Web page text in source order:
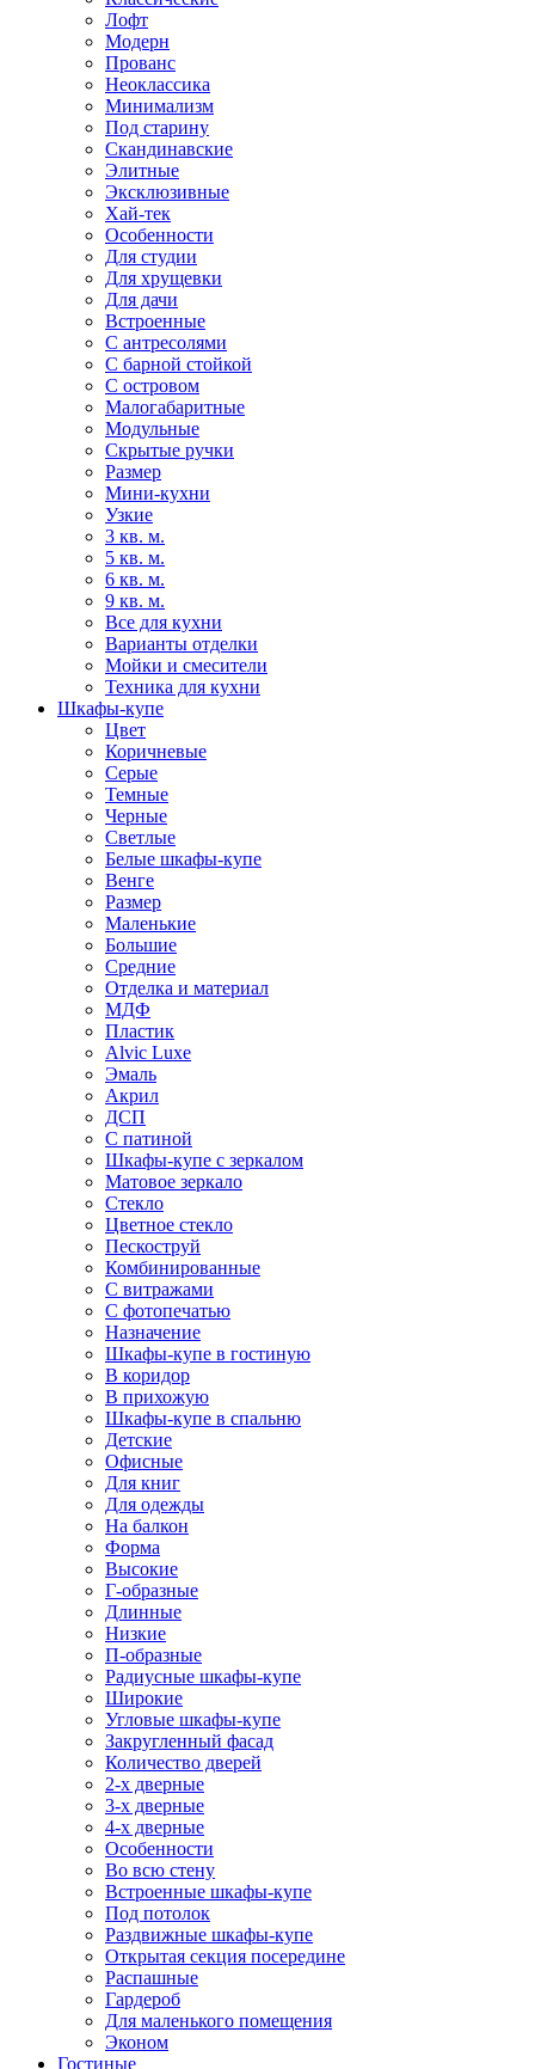
Лофт
Модерн
Прованс
Неоклассика
Минимализм
Под старину
Скандинавские
Элитные
Эксклюзивные
Хай-тек
Особенности
Для студии
Для хрущевки
Для дачи
Встроенные
С антресолями
С барной стойкой
С островом
Малогабаритные
Модульные
Скрытые ручки
Размер
Мини-кухни
Узкие
3 кв. м.
5 кв. м.
6 кв. м.
9 кв. м.
Все для кухни
Варианты отделки
Мойки и смесители
Техника для кухни
Шкафы-купе
Цвет
Коричневые
Серые
Темные
Черные
Светлые
Белые шкафы-купе
Венге
Размер
Маленькие
Большие
Средние
Отделка и материал
МДФ
Пластик
Alvic Luxe
Эмаль
Акрил
ДСП
С патиной
Шкафы-купе с зеркалом
Матовое зеркало
Стекло
Цветное стекло
Пескоструй
Комбинированные
С витражами
С фотопечатью
Назначение
Шкафы-купе в гостиную
В коридор
В прихожую
Шкафы-купе в спальню
Детские
Офисные
Для книг
Для одежды
На балкон
Форма
Высокие
Г-образные
Длинные
Низкие
П-образные
Радиусные шкафы-купе
Широкие
Угловые шкафы-купе
Закругленный фасад
Количество дверей
2-х дверные
3-х дверные
4-х дверные
Особенности
Во всю стену
Встроенные шкафы-купе
Под потолок
Раздвижные шкафы-купе
Открытая секция посередине
Распашные
Гардероб
Для маленького помещения
Эконом
Гостиные